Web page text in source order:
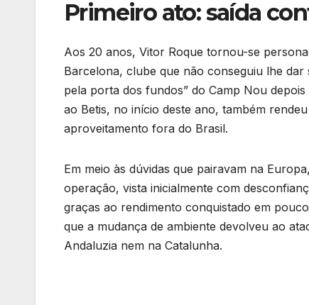
Primeiro ato: saída
Aos 20 anos, Vitor Roque tornou-se
Barcelona, clube que não conseguiu lhe
pela porta dos fundos” do Camp Nou
ao Betis, no início deste ano, também
aproveitamento fora do Brasil.
Em meio às dúvidas que pairavam na
operação, vista inicialmente com
graças ao rendimento conquistado em
que a mudança de ambiente devolveu ao
Andaluzia nem na Catalunha.